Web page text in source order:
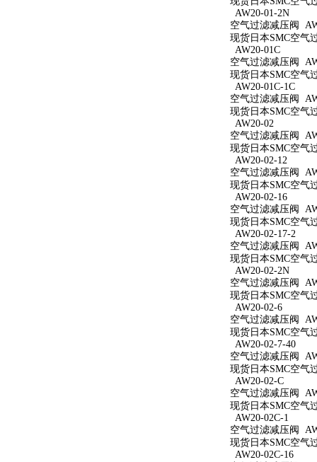
AW20-01-2N
空气过滤减压阀
现货日本SMC空气
AW20-01C
空气过滤减压阀
现货日本SMC空气
AW20-01C-1C
空气过滤减压阀
现货日本SMC空气
AW20-02
空气过滤减压阀
现货日本SMC空气
AW20-02-12
空气过滤减压阀
现货日本SMC空气
AW20-02-16
空气过滤减压阀
现货日本SMC空气
AW20-02-17-2
空气过滤减压阀
现货日本SMC空气
AW20-02-2N
空气过滤减压阀
现货日本SMC空气
AW20-02-6
空气过滤减压阀
现货日本SMC空气
AW20-02-7-40
空气过滤减压阀
现货日本SMC空气
AW20-02-C
空气过滤减压阀
现货日本SMC空气
AW20-02C-1
空气过滤减压阀
现货日本SMC空气
AW20-02C-16